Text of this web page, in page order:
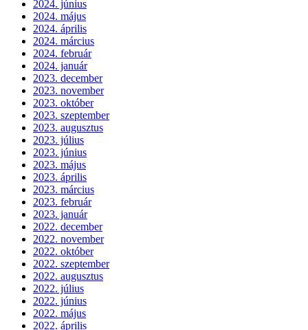
2024. június
2024. május
2024. április
2024. március
2024. február
2024. január
2023. december
2023. november
2023. október
2023. szeptember
2023. augusztus
2023. július
2023. június
2023. május
2023. április
2023. március
2023. február
2023. január
2022. december
2022. november
2022. október
2022. szeptember
2022. augusztus
2022. július
2022. június
2022. május
2022. április